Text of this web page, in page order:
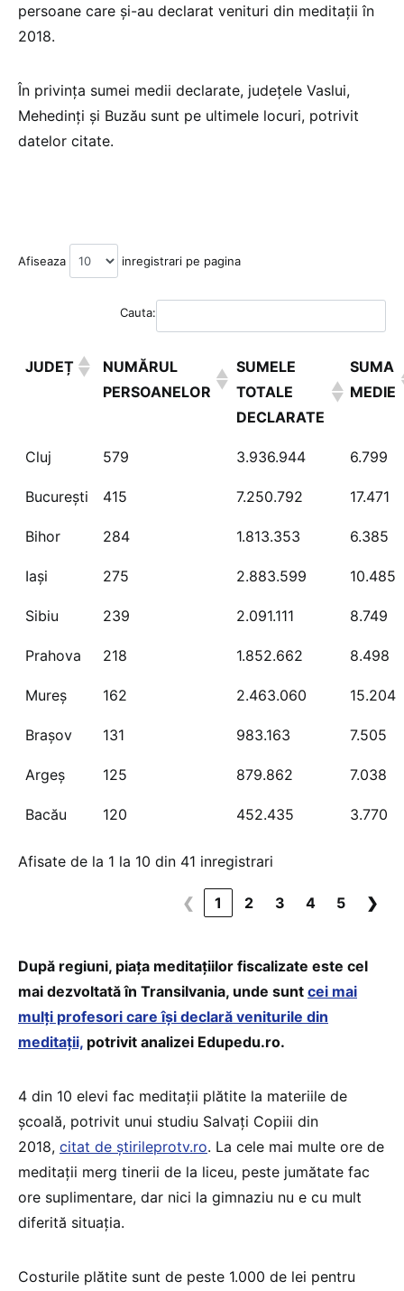
persoane care și-au declarat venituri din meditații în
2018.
În privința sumei medii declarate, județele Vaslui,
Mehedinți și Buzău sunt pe ultimele locuri, potrivit
datelor citate.
Afiseaza inregistrari pe pagina
Cauta:
JUDEȚ
NUMĂRUL
PERSOANELOR
SUMELE
TOTALE
DECLARATE
SUMA
MEDIE
Cluj 579 3.936.944 6.799
București 415 7.250.792 17.471
Bihor 284 1.813.353 6.385
Iași 275 2.883.599 10.485
Sibiu 239 2.091.111 8.749
Prahova 218 1.852.662 8.498
Mureș 162 2.463.060 15.204
Brașov 131 983.163 7.505
Argeș 125 879.862 7.038
Bacău 120 452.435 3.770
Afisate de la 1 la 10 din 41 inregistrari
❮ 1 2 3 4 5 ❯
După regiuni, piața meditațiilor fiscalizate este cel
mai dezvoltată în Transilvania, unde sunt cei mai
mulți profesori care își declară veniturile din
meditații, potrivit analizei Edupedu.ro.
4 din 10 elevi fac meditaţii plătite la materiile de
şcoală, potrivit unui studiu Salvaţi Copiii din
2018, citat de știrileprotv.ro. La cele mai multe ore de
meditaţii merg tinerii de la liceu, peste jumătate fac
ore suplimentare, dar nici la gimnaziu nu e cu mult
diferită situaţia.
Costurile plătite sunt de peste 1.000 de lei pentru